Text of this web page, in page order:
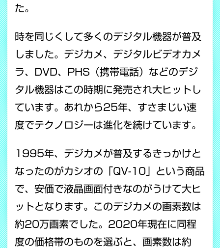
た。
時を同じくして多くのデジタル機器が普及
しました。デジカメ、デジタルビデオカメ
ラ、DVD、PHS（携帯電話）などのデジ
タル機器はこの時期に発売され大ヒットし
ています。あれから25年、すさまじい速
度でテクノロジーは進化を続けています。
1995年、デジカメが普及するきっかけと
なったのがカシオの「QV-10」という商品
で、安価で液晶画面付きなのがうけて大ヒ
ットとなります。このデジカメの画素数は
約20万画素でした。2020年現在に同程
度の価格帯のものを選ぶと、画素数は約